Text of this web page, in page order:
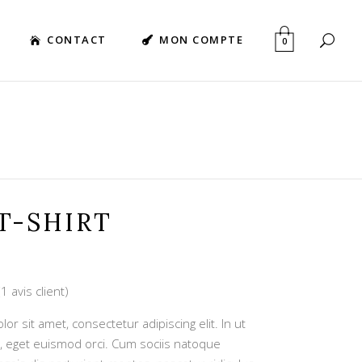
CONTACT MON COMPTE 0
SHIRT
1 avis client)
sit amet, consectetur adipiscing elit. In ut
eget euismod orci. Cum sociis natoque